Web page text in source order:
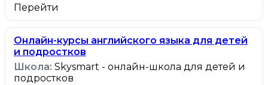
Перейти
Онлайн-курсы английского языка для детей
и подростков
Skysmart - онлайн-школа для детей и
подростков